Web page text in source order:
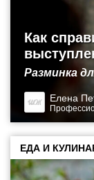
Как
Разминка
Елена
ЕДА И